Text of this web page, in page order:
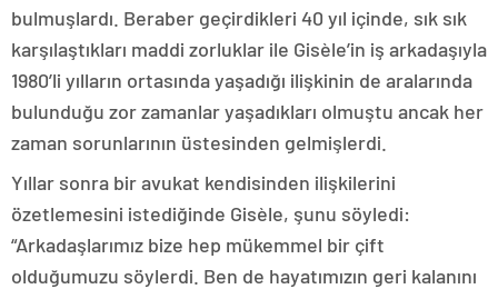
bulmuşlardı. Beraber geçirdikleri 40 yıl içinde, sık sık
karşılaştıkları maddi zorluklar ile Gisèle’in iş arkadaşıyla
1980’li yılların ortasında yaşadığı ilişkinin de aralarında
bulunduğu zor zamanlar yaşadıkları olmuştu ancak her
zaman sorunlarının üstesinden gelmişlerdi.
Yıllar sonra bir avukat kendisinden ilişkilerini
özetlemesini istediğinde Gisèle, şunu söyledi:
“Arkadaşlarımız bize hep mükemmel bir çift
olduğumuzu söylerdi. Ben de hayatımızın geri kalanını